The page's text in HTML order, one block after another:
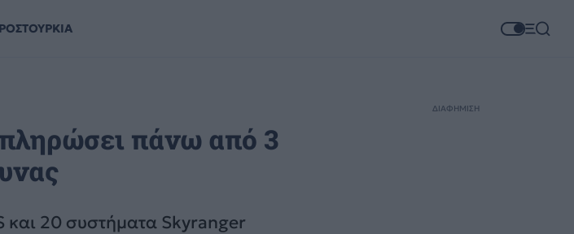
ΤΟΥΡΚΙΑ
πάνω από 3
και 20 συστήματα Skyranger
ΔΙΑΦΗΜΙΣΗ